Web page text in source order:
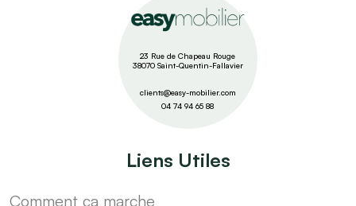
23 Rue de Chapeau Rouge
38070 Saint-Quentin-Fallavier
clients@easy-mobilier.com
04 74 94 65 88
Liens Utiles
Comment ça marche